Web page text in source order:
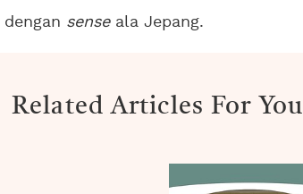
dengan senseala Jepang.
Related Articles For You